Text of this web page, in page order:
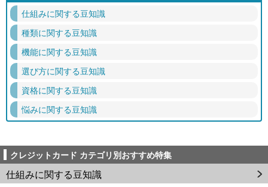
仕組みに関する豆知識
種類に関する豆知識
機能に関する豆知識
選び方に関する豆知識
資格に関する豆知識
悩みに関する豆知識
クレジットカード カテゴリ別おすすめ特集
仕組みに関する豆知識